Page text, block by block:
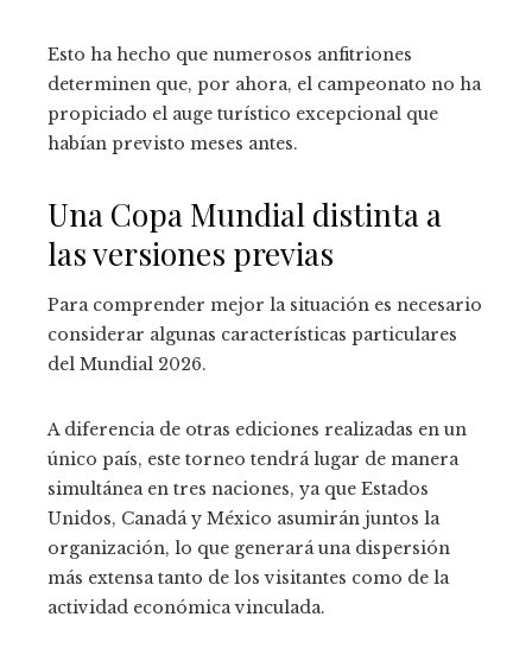
Esto ha hecho que numerosos anfitriones
determinen que, por ahora, el campeonato no ha
propiciado el auge turístico excepcional que
habían previsto meses antes.
Una Copa Mundial distinta a
las versiones previas
Para comprender mejor la situación es necesario
considerar algunas características particulares
del Mundial 2026.
A diferencia de otras ediciones realizadas en un
único país, este torneo tendrá lugar de manera
simultánea en tres naciones, ya que Estados
Unidos, Canadá y México asumirán juntos la
organización, lo que generará una dispersión
más extensa tanto de los visitantes como de la
actividad económica vinculada.